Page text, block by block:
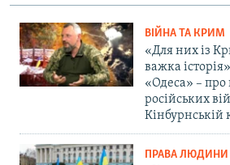
ВІЙНА ТА КРИМ
«Для них із
важка
«Одеса» – про
російських
Кінбурнській
ПРАВА ЛЮДИНИ